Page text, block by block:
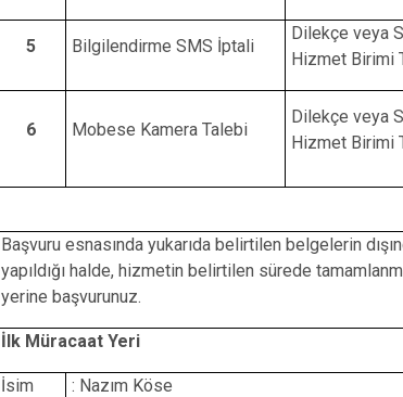
5 Bilgilendirme SMS İptali
Dilekçe veya
Hizmet Birimi
6 Mobese Kamera Talebi
Dilekçe veya
Hizmet Birimi
Başvuru esnasında yukarıda belirtilen belgelerin
yapıldığı halde, hizmetin belirtilen sürede
yerine başvurunuz.
İlk Müracaat Yeri
İsim : Nazım Köse